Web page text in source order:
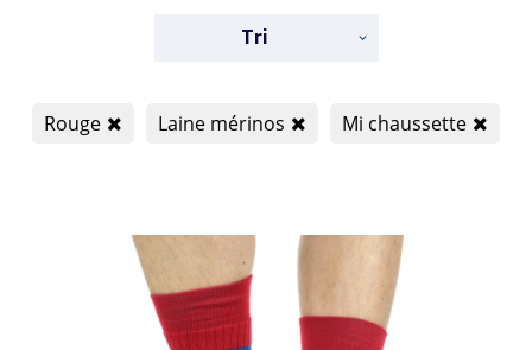
Tri
Rouge Laine mérinos Mi chaussette